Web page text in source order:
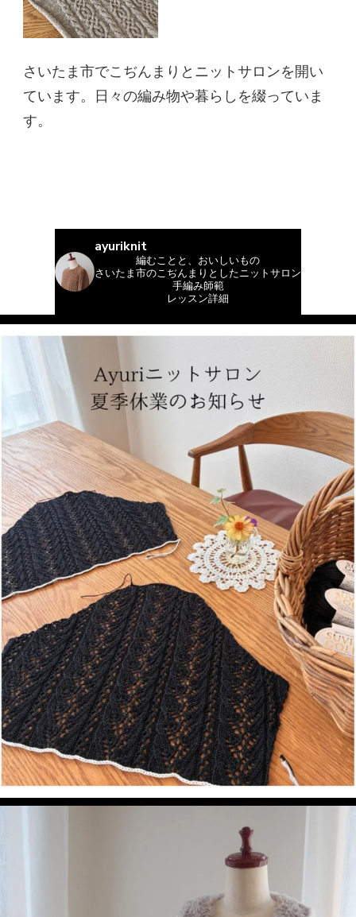
さいたま市でこぢんまりとニットサロンを開い
ています。日々の編み物や暮らしを綴っていま
す。
ayuriknit
編むことと、おいしいもの
さいたま市のこぢんまりとしたニットサロン
手編み師範
レッスン詳細